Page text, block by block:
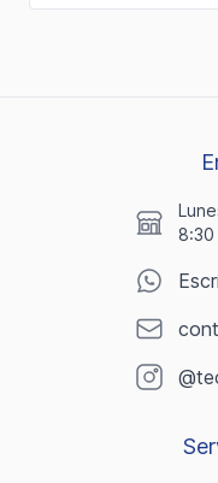
8:30